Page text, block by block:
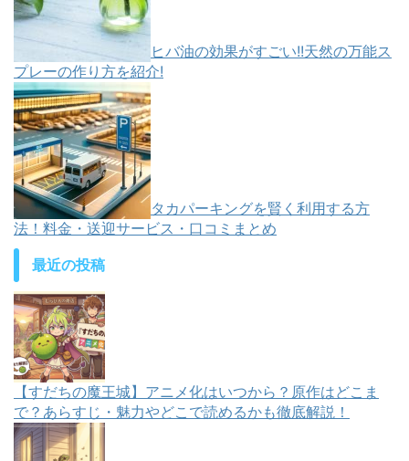
ヒバ油の効果がすごい!!天然の万能ス
プレーの作り方を紹介!
タカパーキングを賢く利用する方
法！料金・送迎サービス・口コミまとめ
最近の投稿
【すだちの魔王城】アニメ化はいつから？原作はどこま
で？あらすじ・魅力やどこで読めるかも徹底解説！